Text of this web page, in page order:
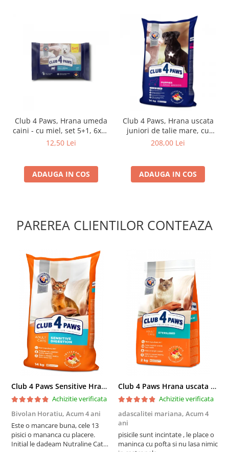
Club 4 Paws, Hrana umeda
caini - cu miel, set 5+1, 6x80
g
12,50 Lei
ADAUGA IN COS
Club 4 Paws, Hrana uscata
juniori de talie mare, cu
pui, 14kg
208,00 Lei
ADAUGA IN COS
PAREREA CLIENTILOR CONTEAZA
Club 4 Paws Sensitive Hrana uscata pisici adulte, 14kg
Achizitie verificata
Bivolan Horatiu, Acum 4 ani
Este o mancare buna, cele 13
pisici o mananca cu placere.
Initial le dadeam Nutraline Cat
Club 4 Paws Hrana uscata pisici sterilizate, 2kg
Achizitie verificata
adascalitei mariana, Acum 4
ani
pisicile sunt incintate , le place o
maninca cu pofta si nu lasa nimic